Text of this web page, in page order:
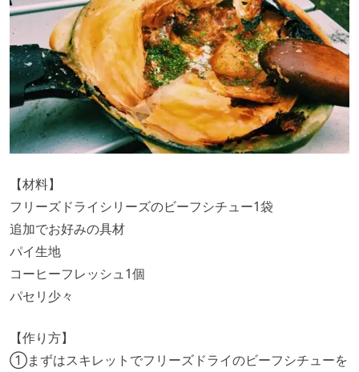
【材料】
フリーズドライシリーズのビーフシチュー1袋
追加でお好みの具材
パイ生地
コーヒーフレッシュ1個
パセリ少々
【作り方】
①まずはスキレットでフリーズドライのビーフシチューを